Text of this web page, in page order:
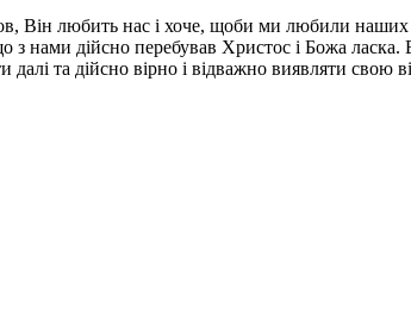
Він любить нас і хоче, щоби ми любили
з нами дійсно перебував Христос і Божа
та дійсно вірно і відважно виявляти